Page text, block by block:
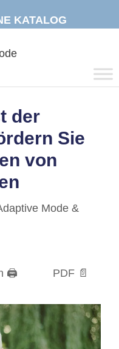
KATALOG
der
Sie
von
Mode &
🖨 PDF 📄